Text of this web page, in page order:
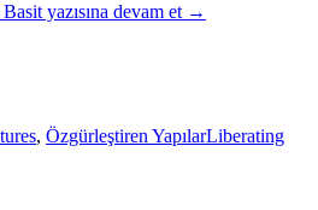
Basit yazısına devam et →
, Özgürleştiren YapılarLiberating